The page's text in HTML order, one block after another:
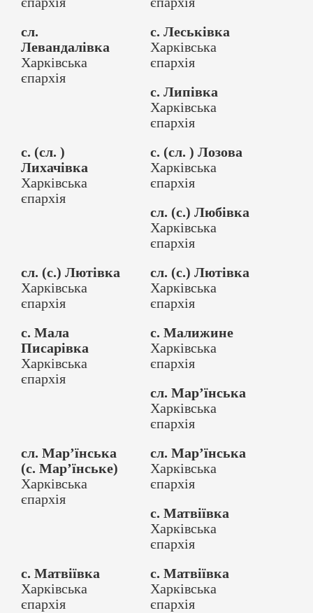
сл.
Левандалівка
Харківська
єпархія
с. Леськівка
Харківська
єпархія
с. Липівка
Харківська
єпархія
с. (сл. )
Лихачівка
Харківська
єпархія
с. (сл. ) Лозова
Харківська
єпархія
сл. (с.) Любівка
Харківська
єпархія
сл. (с.) Лютівка
Харківська
єпархія
сл. (с.) Лютівка
Харківська
єпархія
с. Мала
Писарівка
Харківська
єпархія
с. Малижине
Харківська
єпархія
сл. Мар’їнська
Харківська
єпархія
сл. Мар’їнська
(с. Мар’їнське)
Харківська
єпархія
сл. Мар’їнська
Харківська
єпархія
с. Матвіївка
Харківська
єпархія
с. Матвіївка
Харківська
єпархія
с. Матвіївка
Харківська
єпархія